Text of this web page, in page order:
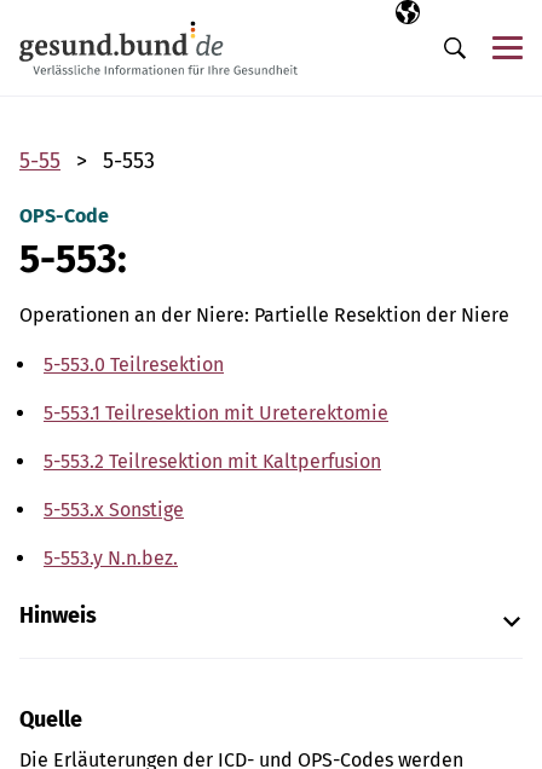
Ausgewählte
DE
Suche
5-55 5-553
OPS-Code
5-553:
Operationen an der Niere: Partielle Resektion der Niere
5-553.0 Teilresektion
5-553.1 Teilresektion mit Ureterektomie
5-553.2 Teilresektion mit Kaltperfusion
5-553.x Sonstige
5-553.y N.n.bez.
Hinweis
Quelle
Die Erläuterungen der ICD- und OPS-Codes werden